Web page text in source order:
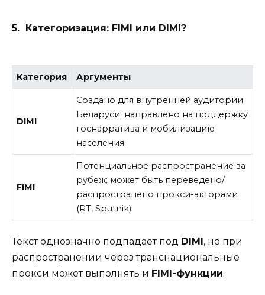
5. Категоризация: FIMI или DIMI?
Категория Аргументы
DIMI
Создано для внутренней аудитории
Беларуси; направлено на поддержку
госнарратива и мобилизацию
населения
FIMI
Потенциальное распространение за
рубеж; может быть переведено/
распространено прокси-акторами
(RT, Sputnik)
Текст однозначно подпадает под DIMI, но при
распространении через транснациональные
прокси может выполнять и FIMI-функции.